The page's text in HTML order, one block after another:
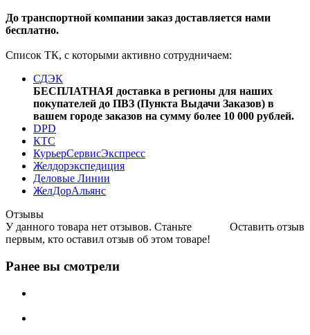
До транспортной компании заказ доставляется нами
бесплатно.
Список ТК, с которыми активно сотрудничаем:
СДЭК
БЕСПЛАТНАЯ доставка в регионы для наших
покупателей до ПВЗ (Пункта Выдачи Заказов) в
вашем городе заказов на сумму более 10 000 рублей.
DPD
КТС
КурьерСервисЭкспресс
Желдорэкспедиция
Деловые Линии
ЖелДорАльянс
Отзывы
Оставить отзыв
У данного товара нет отзывов. Станьте
первым, кто оставил отзыв об этом товаре!
Ранее вы смотрели